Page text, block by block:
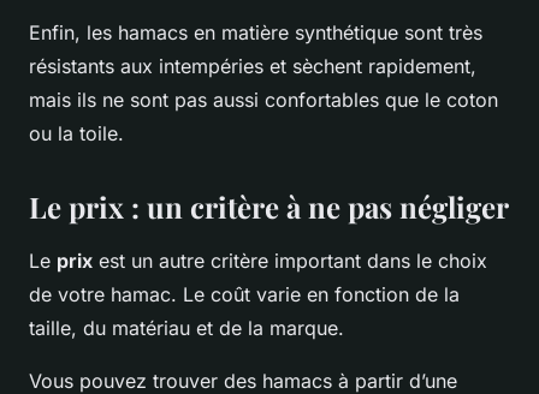
Enfin, les hamacs en matière synthétique sont très
résistants aux intempéries et sèchent rapidement,
mais ils ne sont pas aussi confortables que le coton
ou la toile.
Le prix : un critère à ne pas négliger
Le prix est un autre critère important dans le choix
de votre hamac. Le coût varie en fonction de la
taille, du matériau et de la marque.
Vous pouvez trouver des hamacs à partir d’une